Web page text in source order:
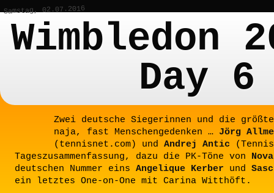
Samstag, 02.07.2016
Wimbledon
Day 6
Zwei deutsche Siegerinnen und die
naja, fast Menschengedenken … Jörg
(tennisnet.com) und Andrej Antic
Tageszusammenfassung, dazu die PK-Töne von
deutschen Nummer eins Angelique Kerber und
ein letztes One-on-One mit Carina Witthöft.